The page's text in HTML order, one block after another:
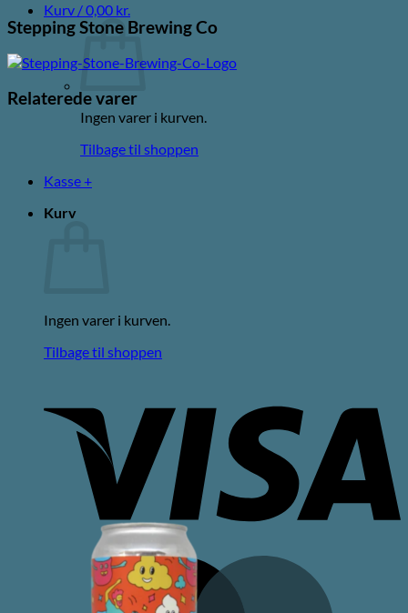
Kurv /0,00 kr.
Ingen varer i kurven.
Tilbage til shoppen
Kasse +
Kurv
Ingen varer i kurven.
Tilbage til shoppen
Stepping Stone Brewing Co
Relaterede varer